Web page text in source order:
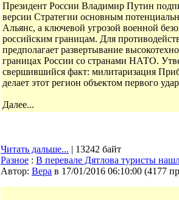
Президент России Владимир Путин
версии Стратегии основным
Альянс, а ключевой угрозой военной
российским границам. Для
предполагает развертывание
границах России со странами НАТО.
свершившийся факт: милитаризация
делает этот регион объектом первого
Далее...
Читать дальше... | 13242 байт
Разное : В перевале Дятлова туристы
Автор: Bepa в 17/01/2016 06:10:00 (4177